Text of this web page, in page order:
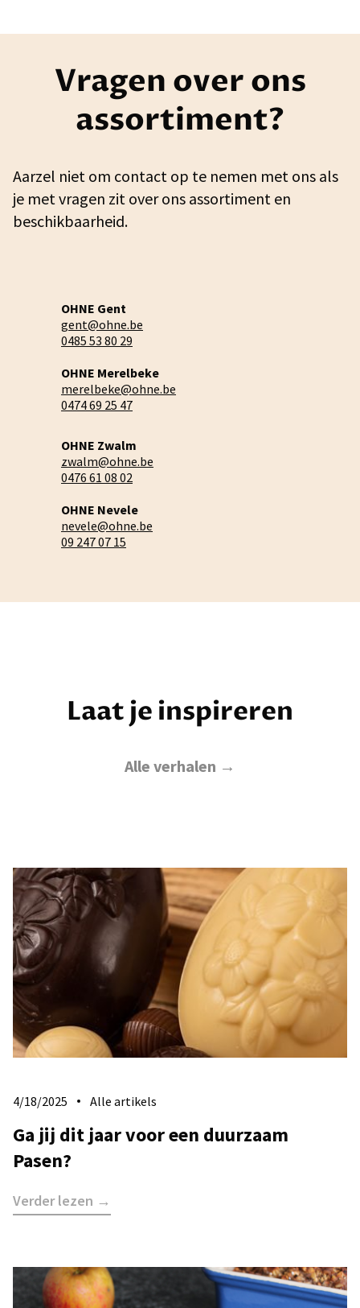
Vragen over ons
assortiment?
Aarzel niet om contact op te nemen met ons als
je met vragen zit over ons assortiment en
beschikbaarheid.
OHNE Gent
gent@ohne.be
0485 53 80 29
OHNE Merelbeke
merelbeke@ohne.be
0474 69 25 47
OHNE Zwalm
zwalm@ohne.be
0476 61 08 02
OHNE Nevele
nevele@ohne.be
09 247 07 15
Laat je inspireren
Alle verhalen →
4/18/2025 Alle artikels
Ga jij dit jaar voor een duurzaam
Pasen?
Verder lezen →